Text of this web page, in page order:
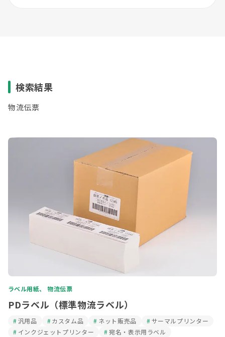
検索結果
物流伝票
ラベル用紙、 物流伝票
PDラベル（標準物流ラベル）
汎用品 カスタム品 ネット販売品
サーマルプリンター
インクジェットプリンター
宛名・表示用ラベル